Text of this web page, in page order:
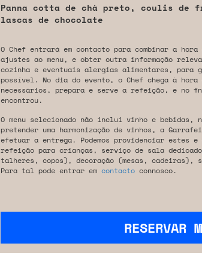
Panna cotta de chá preto, coulis de
lascas de chocolate
O Chef entrará em contacto para combinar a
ajustes ao menu, e obter outra informação
cozinha e eventuais alergias alimentares, para
possível. No dia do evento, o Chef chega à hora
necessários, prepara e serve a refeição, e no
encontrou.
O menu selecionado não inclui vinho e bebidas,
pretender uma harmonização de vinhos, a
efetuar a entrega. Podemos providenciar estes
refeição para crianças, serviço de sala
talheres, copos), decoração (mesas, cadeiras),
Para tal pode entrar em contactoconnosco.
RESERVAR